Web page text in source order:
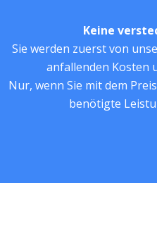
Keine
Sie werden zuerst von
anfallenden Kosten
Nur, wenn Sie mit dem
benötigte